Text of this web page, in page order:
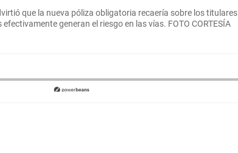
que la nueva póliza obligatoria recaería sobre los titulares
generan el riesgo en las vías. FOTO CORTESÍA